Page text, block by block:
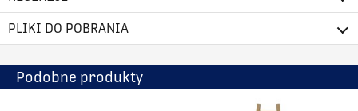
PLIKI DO POBRANIA
Podobne produkty